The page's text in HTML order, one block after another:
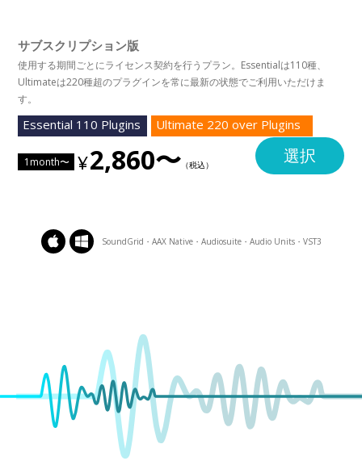
サブスクリプション版
使用する期間ごとにライセンス契約を行うプラン。Essentialは110種、
Ultimateは220種超のプラグインを常に最新の状態でご利用いただけま
す。
Essential 110 Plugins Ultimate 220 over Plugins
1month〜 2,860〜 選択
SoundGrid・AAX Native・Audiosuite・Audio Units・VST3